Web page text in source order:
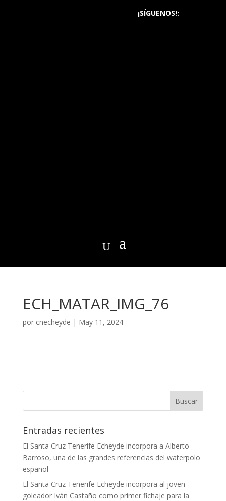
¡SÍGUENOS!:
ECH_MATAR_IMG_76
por cnecheyde | May 11, 2024
Entradas recientes
El Santa Cruz Tenerife Echeyde incorpora a Alberto
Barroso, una de las grandes referencias del waterpolo
español
El Santa Cruz Tenerife Echeyde incorpora al joven
goleador Iván Castaño como primer fichaje para la